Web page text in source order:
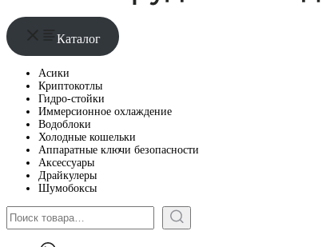
Каталог
Асики
Криптокотлы
Гидро-стойки
Иммерсионное охлаждение
Водоблоки
Холодные кошельки
Аппаратные ключи безопасности
Аксессуары
Драйкулеры
Шумобоксы
Поиск